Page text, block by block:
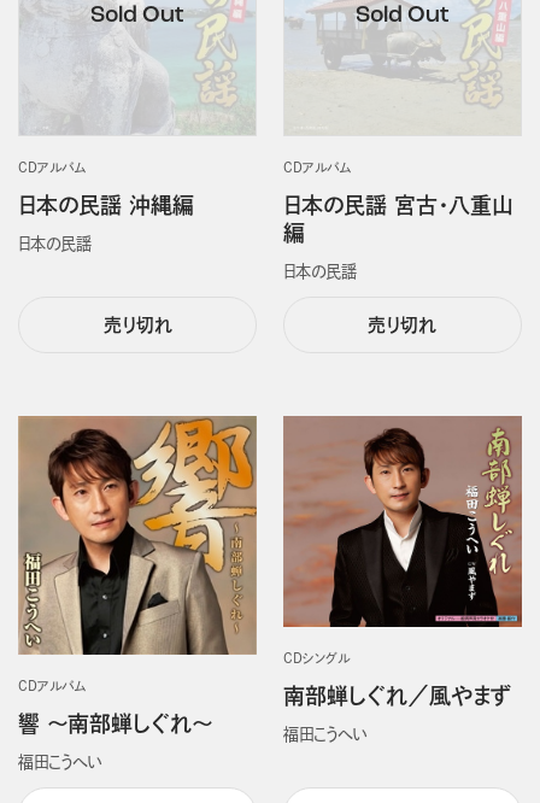
CDアルバム
日本の民謡 沖縄編
日本の民謡
売り切れ
CDアルバム
日本の民謡 宮古・八重山
編
日本の民謡
売り切れ
CDアルバム
響 ～南部蝉しぐれ～
福田こうへい
CDシングル
南部蝉しぐれ／風やまず
福田こうへい